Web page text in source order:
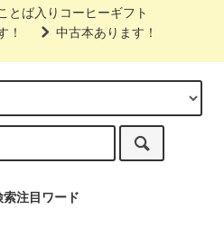
とば入りコーヒーギフト
！
中古本あります！
索注目ワード